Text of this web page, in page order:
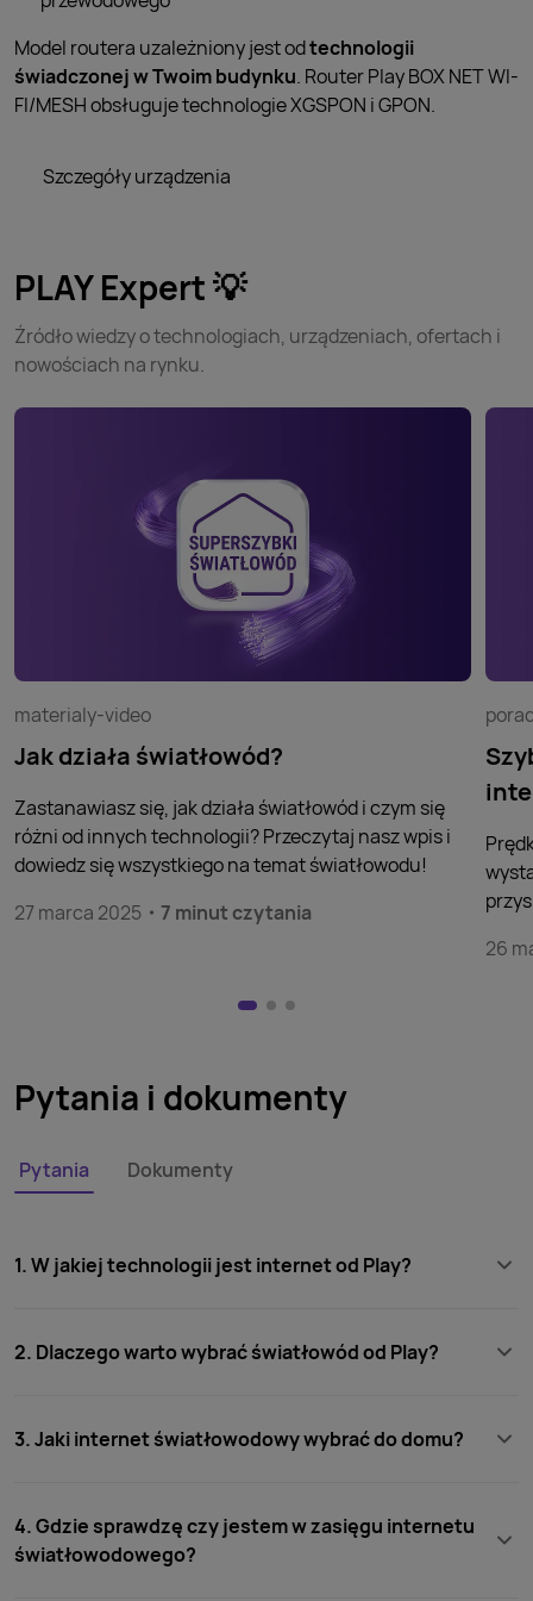
Model routera uzależniony jest odtechnologii
świadczonej w Twoim budynku. Router Play BOX NET WI-
FI/MESH obsługuje technologie XGSPON i GPON.
Szczegóły urządzenia
PLAY Expert 💡
Źródło wiedzy o technologiach, urządzeniach, ofertach i
nowościach na rynku.
materialy-video
Jak działa światłowód?
Zastanawiasz się, jak działa światłowód i czym się
różni od innych technologii? Przeczytaj nasz wpis i
dowiedz się wszystkiego na temat światłowodu!
27 marca 2025
7 minut czytania
26
Pytania i dokumenty
Pytania Dokumenty
1. W jakiej technologii jest internet od Play?
2. Dlaczego warto wybrać światłowód od Play?
3. Jaki internet światłowodowy wybrać do domu?
4. Gdzie sprawdzę czy jestem w zasięgu internetu
światłowodowego?